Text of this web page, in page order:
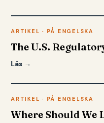
ARTIKEL · PÅ ENGELSKA
The U.S.
Läs →
ARTIKEL · PÅ ENGELSKA
Where Should We